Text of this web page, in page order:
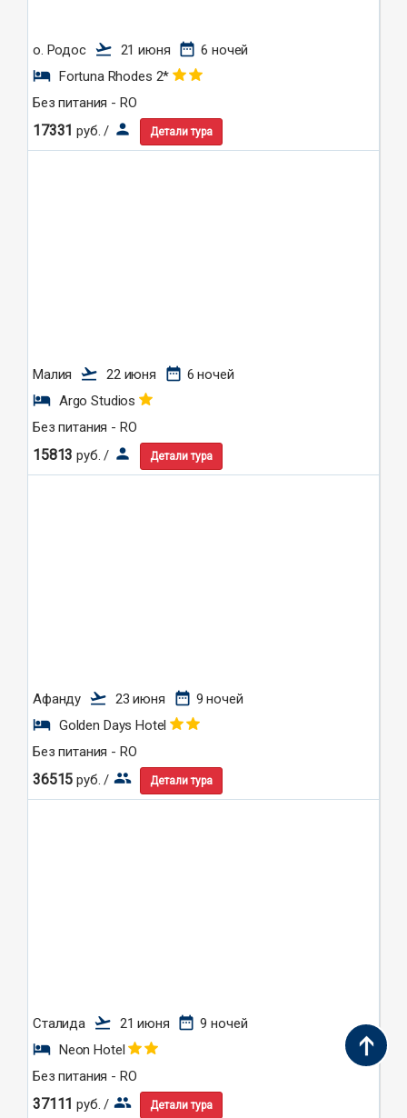
о. Родос flight_takeoff 21 июня date_range 6 ночей
hotel Fortuna Rhodes 2*
Без питания - RO
17331 руб. / person Детали тура
Малия flight_takeoff 22 июня date_range 6 ночей
hotel Argo Studios
Без питания - RO
15813 руб. / person Детали тура
Афанду flight_takeoff 23 июня date_range 9 ночей
hotel Golden Days Hotel
Без питания - RO
36515 руб. / group Детали тура
Сталида flight_takeoff 21 июня date_range 9 ночей
hotel Neon Hotel
Без питания - RO
37111 руб. / group Детали тура